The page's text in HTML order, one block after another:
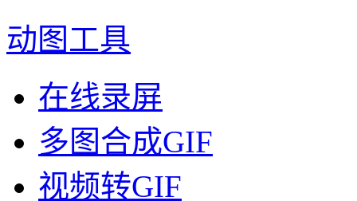
动图工具
在线录屏
多图合成GIF
视频转GIF